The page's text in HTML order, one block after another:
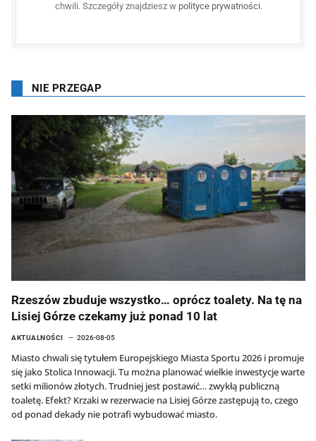
chwili. Szczegóły znajdziesz w polityce prywatności.
NIE PRZEGAP
Rzeszów zbuduje wszystko… oprócz toalety. Na tę na
Lisiej Górze czekamy już ponad 10 lat
AKTUALNOŚCI 2026-08-05
Miasto chwali się tytułem Europejskiego Miasta Sportu 2026 i promuje
się jako Stolica Innowacji. Tu można planować wielkie inwestycje warte
setki milionów złotych. Trudniej jest postawić… zwykłą publiczną
toaletę. Efekt? Krzaki w rezerwacie na Lisiej Górze zastępują to, czego
od ponad dekady nie potrafi wybudować miasto.